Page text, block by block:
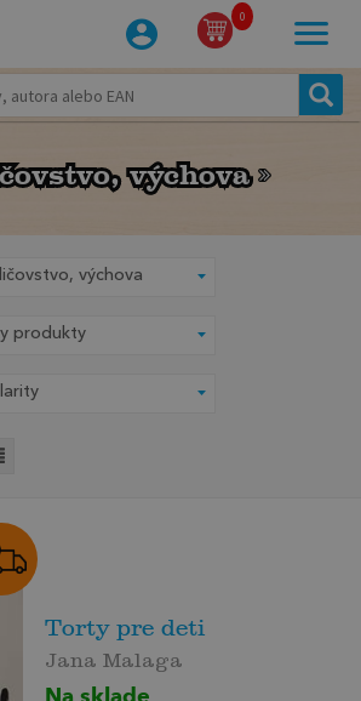
0
výchova
výchova
Torty pre deti
Jana Malaga
Na sklade